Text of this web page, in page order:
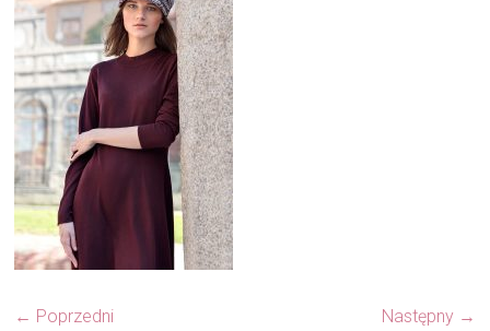
← Poprzedni Następny →